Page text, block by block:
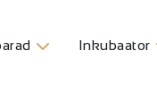
Inkubaator